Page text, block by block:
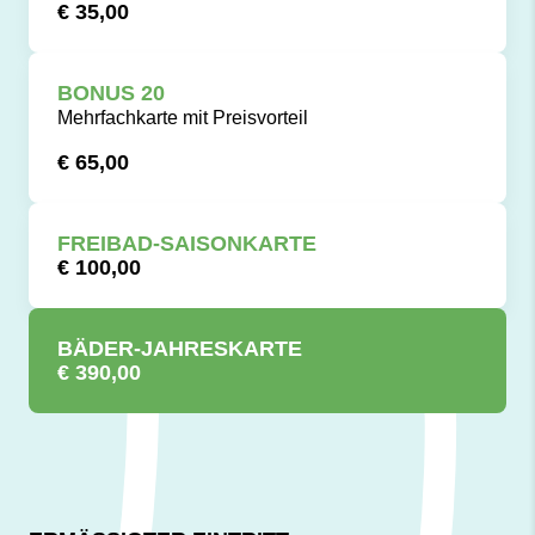
€ 35,00
BONUS 20
Mehrfachkarte mit Preisvorteil
€ 65,00
FREIBAD-SAISONKARTE
€ 100,00
BÄDER-JAHRESKARTE
€ 390,00